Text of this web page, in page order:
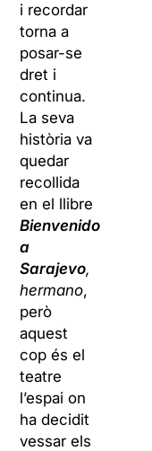
i recordar
torna a
posar-se
dret i
continua.
La seva
història va
quedar
recollida
en el llibre
Bienvenido
a
Sarajevo,
hermano,
però
aquest
cop és el
teatre
l’espai on
ha decidit
vessar els